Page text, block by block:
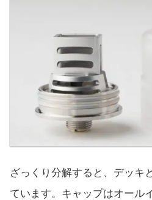
ざっくり分解すると、デッキ
ています。キャップはオール